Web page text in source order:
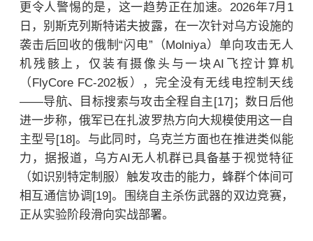
更令人警惕的是，这一趋势正在加速。2026年7月1
日，别斯克列斯特诺夫披露，在一次针对乌方设施的
袭击后回收的俄制“闪电”（Molniya）单向攻击无人
机残骸上，仅装有摄像头与一块AI飞控计算机
（FlyCore FC-202板），完全没有无线电控制天线
——导航、目标搜索与攻击全程自主[17]；数日后他
进一步称，俄军已在扎波罗热方向大规模使用这一自
主型号[18]。与此同时，乌克兰方面也在推进类似能
力，据报道，乌方AI无人机群已具备基于视觉特征
（如识别特定制服）触发攻击的能力，蜂群个体间可
相互通信协调[19]。围绕自主杀伤武器的双边竞赛，
正从实验阶段滑向实战部署。